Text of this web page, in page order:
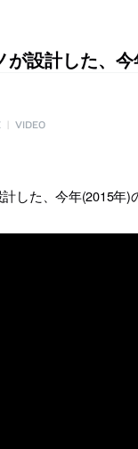
が設計した、
| VIDEO
した、今年(2015年)